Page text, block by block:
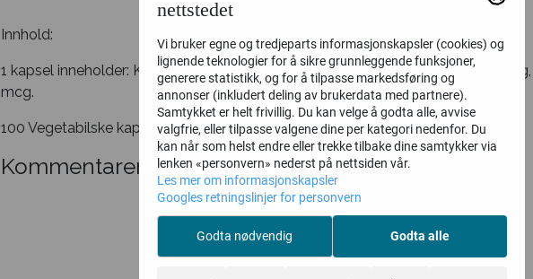
Innhold:
1 kapsel inneholder: Krom 125 mcg, Magnesium 75 mg, Mangan 2 mg, Sink 6
mcg.
100 Vegetabilske kapsler
Kommentarer
nettstedet
Vi bruker egne og tredjeparts informasjonskapsler (cookies) og
lignende teknologier for å sikre grunnleggende funksjoner,
generere statistikk, og for å tilpasse markedsføring og
annonser (inkludert deling av brukerdata med partnere).
Samtykket er helt frivillig. Du kan velge å godta alle, avvise
valgfrie, eller tilpasse valgene dine per kategori nedenfor. Du
kan når som helst endre eller trekke tilbake dine samtykker via
lenken «personvern» nederst på nettsiden vår.
Les mer om informasjonskapsler
Googles retningslinjer for personvern
Godta nødvendig Godta alle